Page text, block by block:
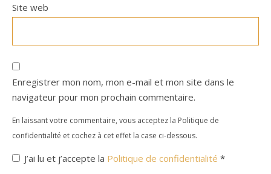
Site web
Enregistrer mon nom, mon e-mail et mon site dans le
navigateur pour mon prochain commentaire.
En laissant votre commentaire, vous acceptez la Politique de
confidentialité et cochez à cet effet la case ci-dessous.
J’ai lu et j’accepte la Politique de confidentialité *